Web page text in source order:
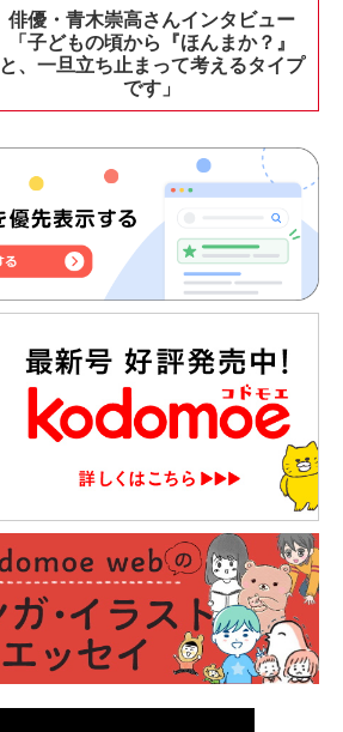
俳優・青木崇高さんインタビュー
「子どもの頃から『ほんまか？』
と、一旦立ち止まって考えるタイプ
です」